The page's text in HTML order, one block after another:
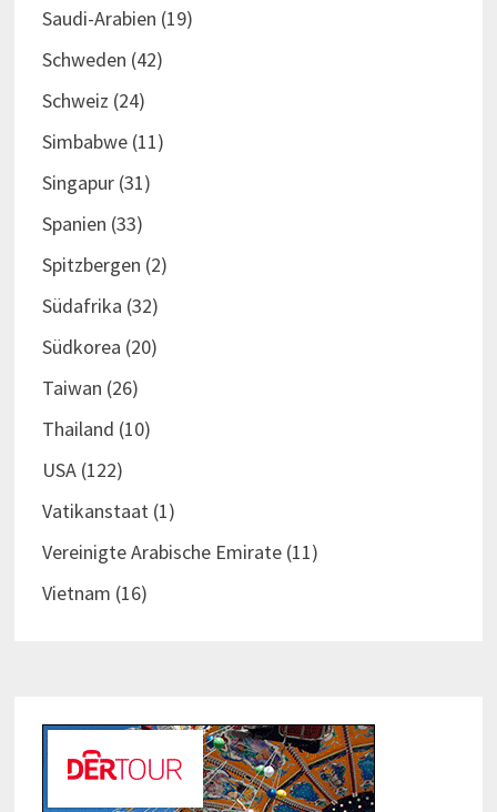
Saudi-Arabien (19)
Schweden (42)
Schweiz (24)
Simbabwe(11)
Singapur(31)
Spanien (33)
Spitzbergen (2)
Südafrika (32)
Südkorea (20)
Taiwan (26)
Thailand (10)
USA(122)
Vatikanstaat (1)
Vereinigte Arabische Emirate(11)
Vietnam (16)